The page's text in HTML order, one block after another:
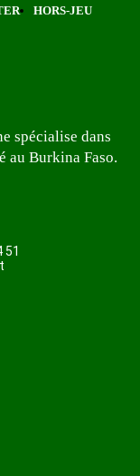
HORS-JEU
spécialise dans
au Burkina Faso.
51